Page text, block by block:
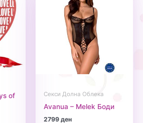
of
Секси Долна Облека
Avanua – Melek Боди
2799ден